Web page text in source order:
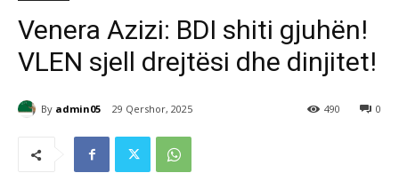
Venera Azizi: BDI shiti gjuhën!
VLEN sjell drejtësi dhe dinjitet!
By admin05 29 Qershor, 2025 0
490